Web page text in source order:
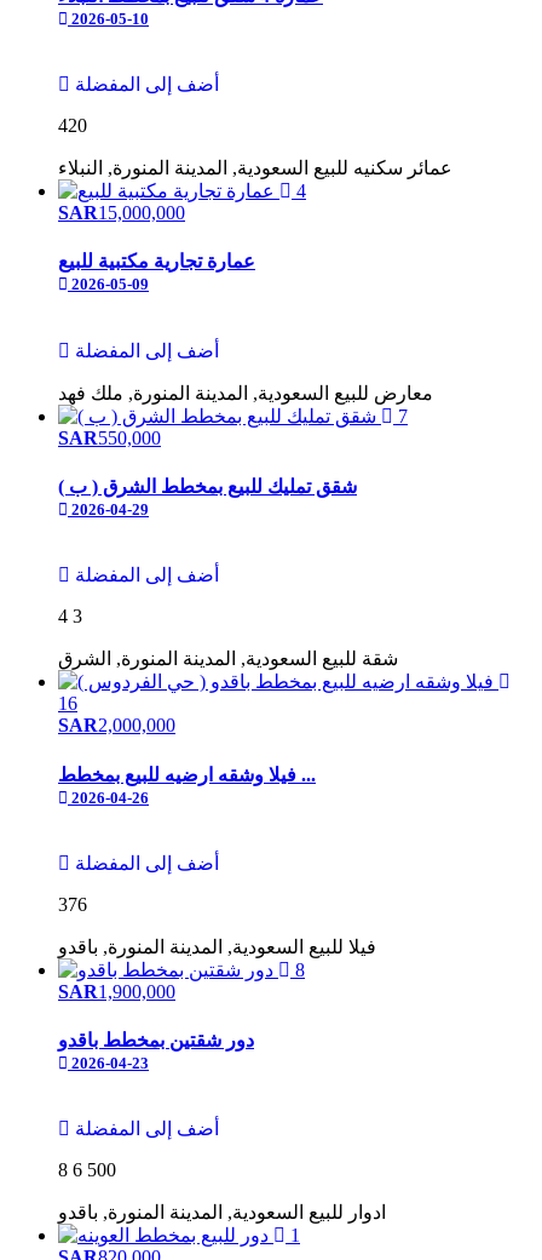
2026-05-10
أضف إلى المفضلة
420
عمائر سكنيه للبيع السعودية, المدينة المنورة, النبلاء
4
SAR15,000,000
عمارة تجارية مكتبية للبيع
2026-05-09
أضف إلى المفضلة
معارض للبيع السعودية, المدينة المنورة, ملك فهد
7
SAR550,000
شقق تمليك للبيع بمخطط الشرق ( ب )
2026-04-29
أضف إلى المفضلة
4 3
شقة للبيع السعودية, المدينة المنورة, الشرق
16
SAR2,000,000
فيلا وشقه ارضيه للبيع بمخطط ...
2026-04-26
أضف إلى المفضلة
376
فيلا للبيع السعودية, المدينة المنورة, باقدو
8
SAR1,900,000
دور شقتين بمخطط باقدو
2026-04-23
أضف إلى المفضلة
8 6 500
ادوار للبيع السعودية, المدينة المنورة, باقدو
1